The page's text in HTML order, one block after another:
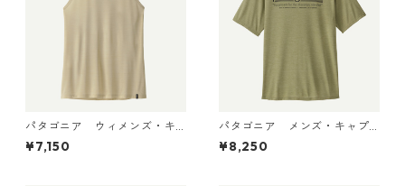
パタゴニア ウィメンズ・キ
ャプリーン・クール・ウルト
ラ・タンク Pumice - Dyno W
¥7,150
パタゴニア メンズ・キャプ
リーン・クール・デイリー・
シャツ（ハット・トリッパ
¥8,250